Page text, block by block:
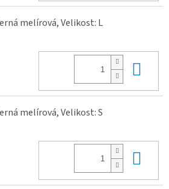
melírová, Velikost: L
melírová, Velikost: S